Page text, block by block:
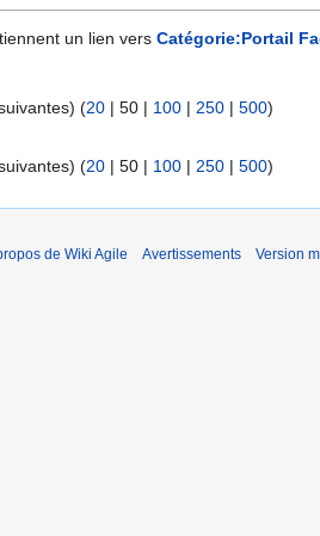
un lien vers Catégorie:Portail
) (20 | 50 | 100 | 250 | 500)
) (20 | 50 | 100 | 250 | 500)
de Wiki Agile Avertissements Version